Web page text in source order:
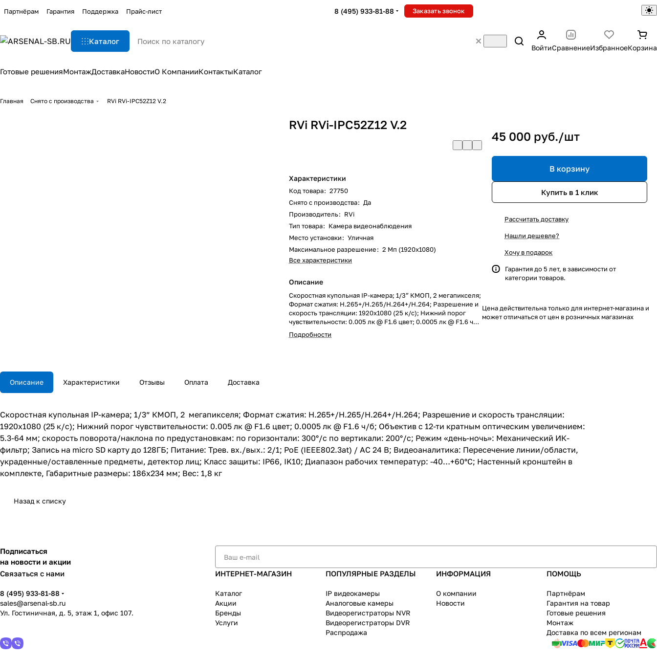
Партнёрам Гарантия Поддержка Прайс-лист 8 (495) 933-81-88 Заказать звонок
Каталог
ВойтиСравнениеИзбранноеКорзина
Готовые решенияМонтажДоставкаНовостиО КомпанииКонтактыКаталог
Главная Снято с производства RVi RVi-IPC52Z12 V.2
RVi RVi-IPC52Z12 V.2
Характеристики
Код товара: 27750
Снято с производства: Да
Производитель: RVi
Тип товара: Камера видеонаблюдения
Место установки: Уличная
Максимальное разрешение: 2 Мп (1920x1080)
Все характеристики
Описание
Скоростная купольная IP-камера; 1/3” КМОП, 2 мегапикселя;
Формат сжатия: H.265+/H.265/H.264+/H.264; Разрешение и
скорость трансляции: 1920х1080 (25 к/с); Нижний порог
чувствительности: 0.005 лк @ F1.6 цвет; 0.0005 лк @ F1.6 ч/
б; Объектив с 12-ти кратным оптическим увеличением: 5.3-
64 мм; скорость поворота/наклона по предустановкам: по
Подробности
45 000 руб./шт
В корзину
Купить в 1 клик
Рассчитать доставку
Нашли дешевле?
Хочу в подарок
Гарантия до 5 лет, в зависимости от
категории товаров.
Цена действительна только для интернет-магазина и
может отличаться от цен в розничных магазинах
Описание Характеристики Отзывы Оплата Доставка
Скоростная купольная IP-камера; 1/3” КМОП, 2 мегапикселя; Формат сжатия: H.265+/H.265/H.264+/H.264; Разрешение и скорость трансляции:
1920х1080 (25 к/с); Нижний порог чувствительности: 0.005 лк @ F1.6 цвет; 0.0005 лк @ F1.6 ч/б; Объектив с 12-ти кратным оптическим увеличением:
5.3-64 мм; скорость поворота/наклона по предустановкам: по горизонтали: 300°/с по вертикали: 200°/с; Режим «день-ночь»: Механический ИК-
фильтр; Запись на micro SD карту до 128ГБ; Питание: Трев. вх./вых.: 2/1; PoE (IEEE802.3at) / AC 24 В; Видеоаналитика: Пересечение линии/области,
украденные/оставленные предметы, детектор лиц; Класс защиты: IP66, IK10; Диапазон рабочих температур: -40…+60°С; Настенный кронштейн в
комплекте, Габаритные размеры: 186х234 мм; Вес: 1,8 кг
Назад к списку
Подписаться
на новости и акции
Связаться с нами
8 (495) 933-81-88
sales@arsenal-sb.ru
Ул. Гостиничная, д. 5, этаж 1, офис 107.
ИНТЕРНЕТ-МАГАЗИН
Каталог
Акции
Бренды
Услуги
ПОПУЛЯРНЫЕ РАЗДЕЛЫ
IP видеокамеры
Аналоговые камеры
Видеорегистраторы NVR
Видеорегистраторы DVR
Распродажа
ИНФОРМАЦИЯ
О компании
Новости
ПОМОЩЬ
Партнёрам
Гарантия на товар
Готовые решения
Монтаж
Доставка по всем регионам